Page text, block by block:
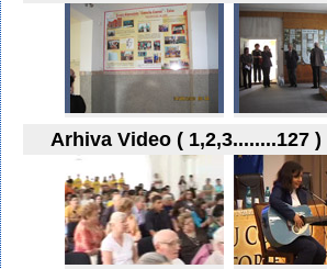
Arhiva Video ( 1,2,3........127 )